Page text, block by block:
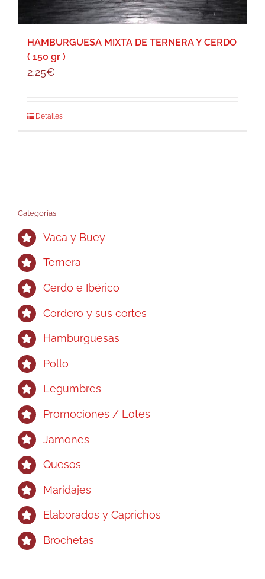
HAMBURGUESA MIXTA DE TERNERA Y CERDO
( 150 gr )
2,25€
Detalles
Categorías
Vaca y Buey
Ternera
Cerdo e Ibérico
Cordero y sus cortes
Hamburguesas
Pollo
Legumbres
Promociones / Lotes
Jamones
Quesos
Maridajes
Elaborados y Caprichos
Brochetas